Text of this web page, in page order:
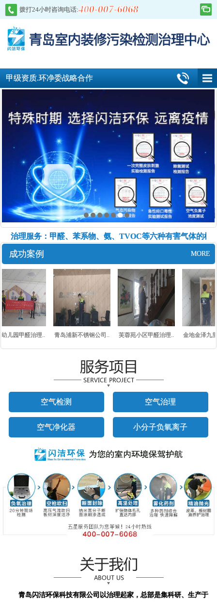
拨打24小时咨询电话:400-007-6068
甲级资质.环净委战略合作
理服务：甲醛、苯系物、氨、TVOC等六种有害气体的检测
成功案例 MORE
儿园甲醛治理.. 青岛浦新不锈钢公司.. 芙蓉苑小区甲醛治理.. 金地金泽九
空气检测 空气治理
空气净化器 小分子负氧离子
青岛闪洁环保科技有限公司以治理起家，总部是集科研、生产于